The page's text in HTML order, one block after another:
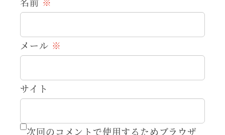
メール ※
サイト
次回のコメントで使用するためブラウザ